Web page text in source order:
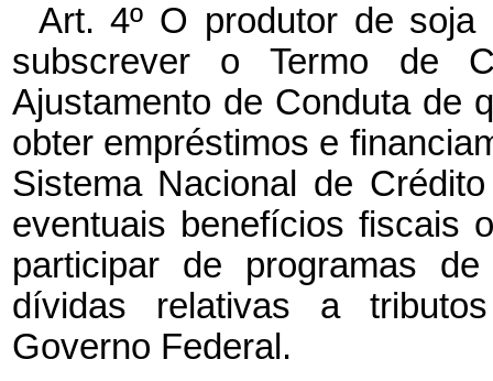
Art. 4º O produtor de soja
subscrever o Termo de
Ajustamento de Conduta de
obter empréstimos e
Sistema Nacional de
eventuais benefícios fiscais
participar de programas
dívidas relativas a
Governo Federal.